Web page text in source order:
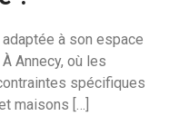
à son espace
Annecy, où les
spécifiques
maisons […]